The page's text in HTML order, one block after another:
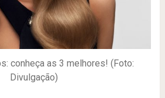
conheça as 3 melhores! (Foto:
Divulgação)